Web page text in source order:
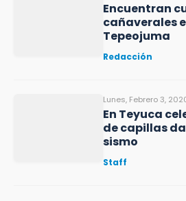
Encuentran
cañaverales
Tepeojuma
Redacción
Lunes, Febrero 3,
En Teyuca
de capillas
sismo
Staff